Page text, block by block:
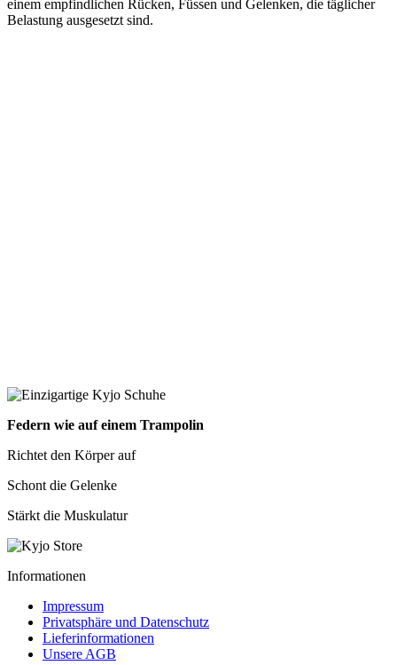
einem empfindlichen Rücken, Füssen und Gelenken, die täglicher
Belastung ausgesetzt sind.
Federn wie auf einem Trampolin
Richtet den Körper auf
Schont die Gelenke
Stärkt die Muskulatur
Informationen
Impressum
Privatsphäre und Datenschutz
Lieferinformationen
Unsere AGB